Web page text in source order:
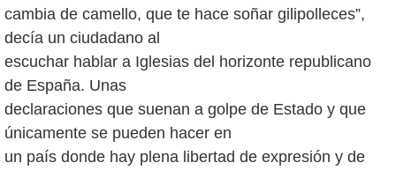
cambia de camello, que te hace soñar gilipolleces”,
decía un ciudadano al
escuchar hablar a Iglesias del horizonte republicano
de España. Unas
declaraciones que suenan a golpe de Estado y que
únicamente se pueden hacer en
un país donde hay plena libertad de expresión y de